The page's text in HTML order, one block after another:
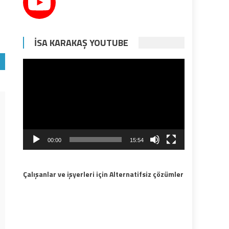
İSA KARAKAŞ YOUTUBE
00:00 15:54
Çalışanlar ve işyerleri için Alternatifsiz çözümler